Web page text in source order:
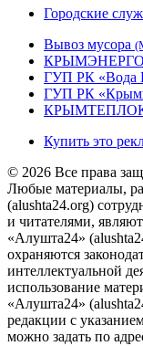
Городские
Вывоз мусора
КРЫМЭНЕРГО
ГУП РК «Вода
ГУП РК
Купить это
© 2026 Все права
Любые материалы,
(alushta24.org)
и читателями,
«Алушта24»
охраняются
интеллектуальной
использование
«Алушта24»
редакции с
можно задать по